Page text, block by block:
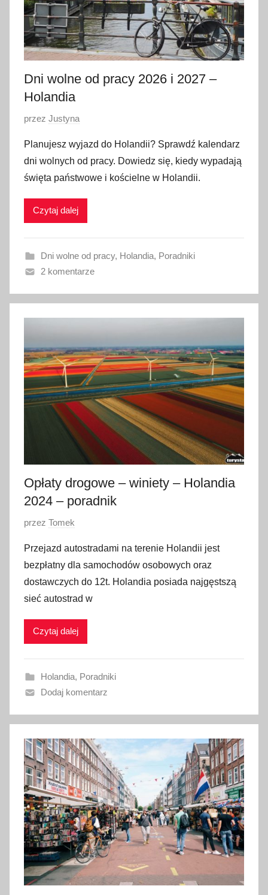
Dni wolne od pracy 2026 i 2027 –
Holandia
O
u
b
l
i
a
n
1
8
u
t
g
6
przez Justyna
Planujesz wyjazd do Holandii? Sprawdź kalendarz
dni wolnych od pracy. Dowiedz się, kiedy wypadają
święta państwowe i kościelne w Holandii.
Czytaj dalej
Dni wolne od pracy, Holandia, Poradniki
2 komentarze
Opłaty drogowe – winiety – Holandia
2024 – poradnik
O
u
b
l
i
w
n
o
s
t
y
c
z
n
i
a
2
0
2
przez Tomek
Przejazd autostradami na terenie Holandii jest
bezpłatny dla samochodów osobowych oraz
dostawczych do 12t. Holandia posiada najgęstszą
sieć autostrad w
Czytaj dalej
Holandia, Poradniki
Dodaj komentarz